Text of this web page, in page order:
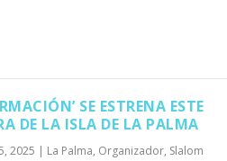
SE ESTRENA ESTE
DE LA ISLA DE LA PALMA
2025 | La Palma, Organizador, Slalom